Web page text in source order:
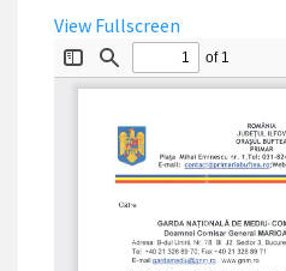
View Fullscreen